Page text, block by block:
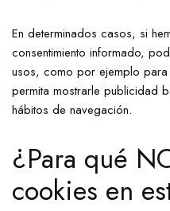
En determinados casos, si
consentimiento informado,
usos, como por ejemplo
permita mostrarle publicidad
hábitos de navegación.
¿Para qué
cookies en